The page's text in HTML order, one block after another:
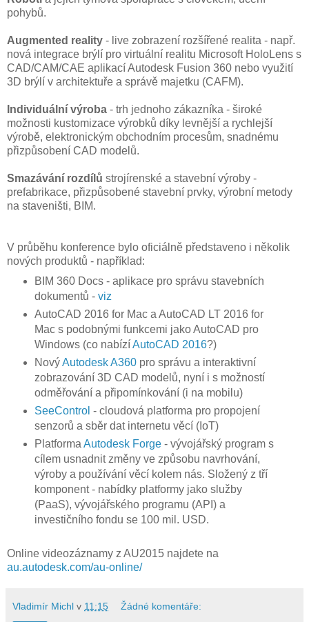
pohybů.
Augmented reality - live zobrazení rozšířené realita - např.
nová integrace brýlí pro virtuální realitu Microsoft HoloLens s
CAD/CAM/CAE aplikací Autodesk Fusion 360 nebo využití
3D brýlí v architektuře a správě majetku (CAFM).
Individuální výroba - trh jednoho zákazníka - široké
možnosti kustomizace výrobků díky levnější a rychlejší
výrobě, elektronickým obchodním procesům, snadnému
přizpůsobení CAD modelů.
Smazávání rozdílů strojírenské a stavební výroby -
prefabrikace, přizpůsobené stavební prvky, výrobní metody
na staveništi, BIM.
V průběhu konference bylo oficiálně představeno i několik
nových produktů - například:
BIM 360 Docs - aplikace pro správu stavebních
dokumentů - viz
AutoCAD 2016 for Mac a AutoCAD LT 2016 for
Mac s podobnými funkcemi jako AutoCAD pro
Windows (co nabízíAutoCAD 2016?)
NovýAutodesk A360pro správu a interaktivní
zobrazování 3D CAD modelů, nyní i s možností
odměřování a připomínkování (i na mobilu)
SeeControl - cloudová platforma pro propojení
senzorů a sběr dat internetu věcí (IoT)
Platforma Autodesk Forge- vývojářský program s
cílem usnadnit změny ve způsobu navrhování,
výroby a používání věcí kolem nás. Složený z tří
komponent - nabídky platformy jako služby
(PaaS), vývojářského programu (API) a
investičního fondu se 100 mil. USD.
Online videozáznamy z AU2015 najdete na
au.autodesk.com/au-online/
Vladimír Michl v 11:15 Žádné komentáře: